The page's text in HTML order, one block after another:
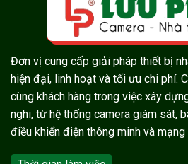
Đơn vị cung cấp giải pháp thiết bị
hiện đại, linh hoạt và tối ưu chi phí.
cùng khách hàng trong việc xây
nghi, từ hệ thống camera giám sát,
điều khiển điện thông minh và